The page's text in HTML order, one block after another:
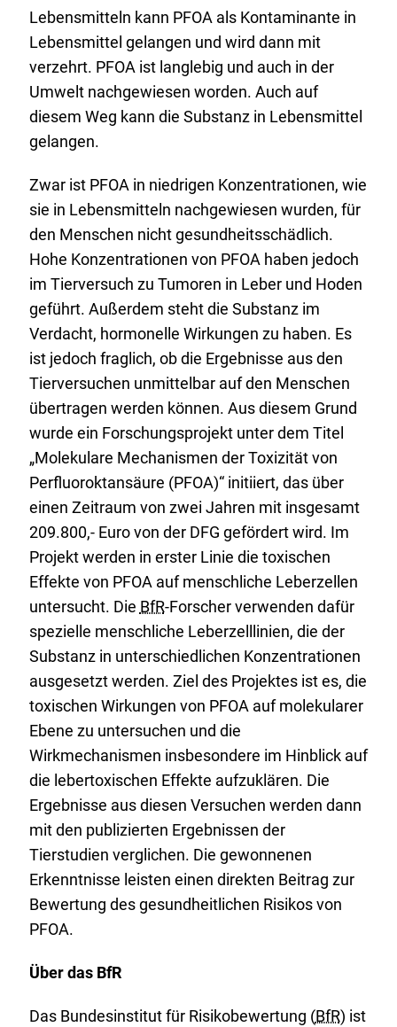
Lebensmitteln kann PFOA als Kontaminante in
Lebensmittel gelangen und wird dann mit
verzehrt. PFOA ist langlebig und auch in der
Umwelt nachgewiesen worden. Auch auf
diesem Weg kann die Substanz in Lebensmittel
gelangen.
Zwar ist PFOA in niedrigen Konzentrationen, wie
sie in Lebensmitteln nachgewiesen wurden, für
den Menschen nicht gesundheitsschädlich.
Hohe Konzentrationen von PFOA haben jedoch
im Tierversuch zu Tumoren in Leber und Hoden
geführt. Außerdem steht die Substanz im
Verdacht, hormonelle Wirkungen zu haben. Es
ist jedoch fraglich, ob die Ergebnisse aus den
Tierversuchen unmittelbar auf den Menschen
übertragen werden können. Aus diesem Grund
wurde ein Forschungsprojekt unter dem Titel
„Molekulare Mechanismen der Toxizität von
Perfluoroktansäure (PFOA)“ initiiert, das über
einen Zeitraum von zwei Jahren mit insgesamt
209.800,- Euro von der DFG gefördert wird. Im
Projekt werden in erster Linie die toxischen
Effekte von PFOA auf menschliche Leberzellen
untersucht. Die BfR-Forscher verwenden dafür
spezielle menschliche Leberzelllinien, die der
Substanz in unterschiedlichen Konzentrationen
ausgesetzt werden. Ziel des Projektes ist es, die
toxischen Wirkungen von PFOA auf molekularer
Ebene zu untersuchen und die
Wirkmechanismen insbesondere im Hinblick auf
die lebertoxischen Effekte aufzuklären. Die
Ergebnisse aus diesen Versuchen werden dann
mit den publizierten Ergebnissen der
Tierstudien verglichen. Die gewonnenen
Erkenntnisse leisten einen direkten Beitrag zur
Bewertung des gesundheitlichen Risikos von
PFOA.
Über das BfR
Das Bundesinstitut für Risikobewertung (BfR) ist